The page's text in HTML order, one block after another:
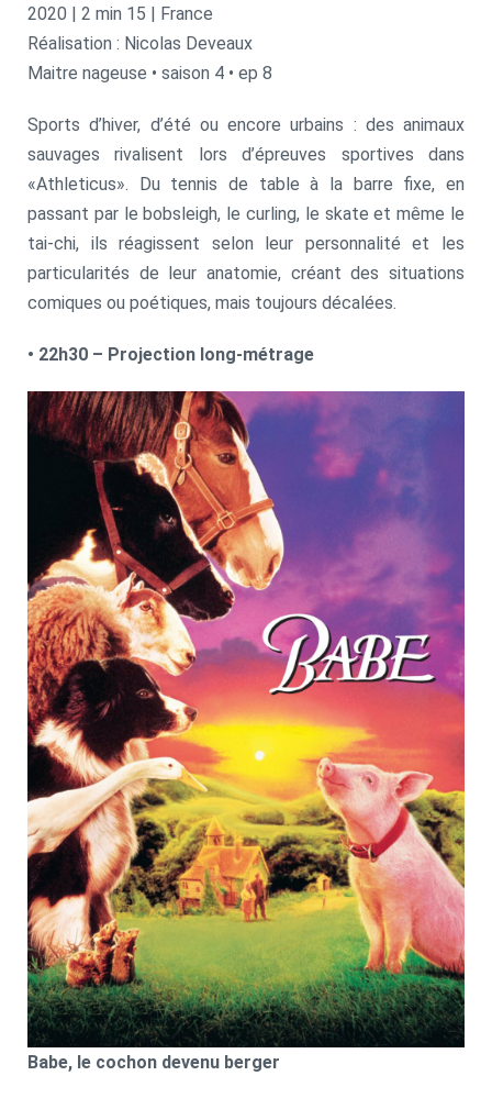
2020 | 2 min 15 | France
Réalisation : Nicolas Deveaux
Maitre nageuse • saison 4 • ep 8
Sports d’hiver, d’été ou encore urbains : des animaux
sauvages rivalisent lors d’épreuves sportives dans
«Athleticus». Du tennis de table à la barre fixe, en
passant par le bobsleigh, le curling, le skate et même le
tai-chi, ils réagissent selon leur personnalité et les
particularités de leur anatomie, créant des situations
comiques ou poétiques, mais toujours décalées.
• 22h30 – Projection long-métrage
Babe, le cochon devenu berger